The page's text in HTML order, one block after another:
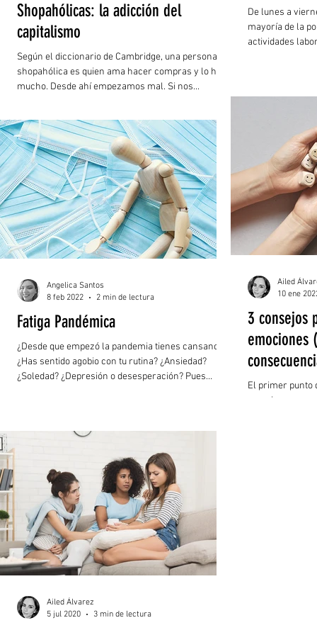
Shopahólicas: la adicción del
capitalismo
Según el diccionario de Cambridge, una persona
shopahólica es quien ama hacer compras y lo hace
mucho. Desde ahí empezamos mal. Si nos...
De lunes a
mayoría de la
actividades
Fatiga Pandémica
¿Desde que empezó la pandemia tienes cansancio?
¿Has sentido agobio con tu rutina? ¿Ansiedad?
¿Soledad? ¿Depresión o desesperación? Pues...
Angelica Santos
8 feb 2022
2 min de lectura
3 consejos
emociones
El primer punto
emociones
Ailed
10 ene
Ailed Álvarez
5 jul 2020
3 min de lectura